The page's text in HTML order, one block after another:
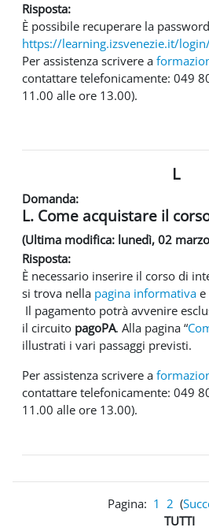
Risposta:
È possibile recuperare la
https://learning.izsvenezie.it/
Per assistenza scrivere a
contattare telefonicamente: 049
11.00 alle ore 13.00).
L
Domanda:
L. Come acquistare il
(Ultima modifica: lunedì, 02
Risposta:
È necessario inserire il corso di
si trova nella pagina informativae
Il pagamento potrà avvenire
il circuito pagoPA. Alla pagina “
illustrati i vari passaggi previsti.
Per assistenza scrivere a
contattare telefonicamente: 049
11.00 alle ore 13.00).
Pagina: 1 2 (
TUTTI